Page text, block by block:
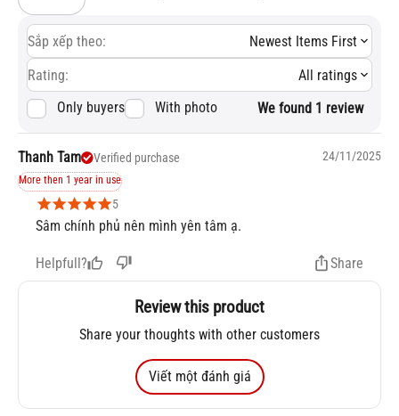
Sắp xếp theo:
Newest Items First
Rating:
All ratings
Only buyers
With photo We found 1 review
Thanh Tam Verified purchase
More then 1 year in use
24/11/2025
5
Sâm chính phủ nên mình yên tâm ạ.
Helpfull? Share
Review this product
Share your thoughts with other customers
Viết một đánh giá